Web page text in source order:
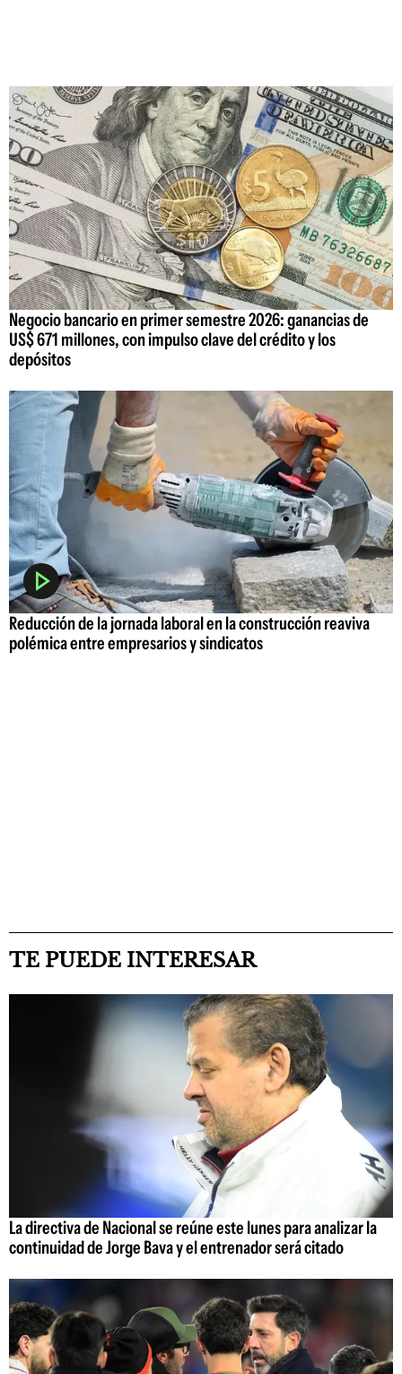
Negocio bancario en primer semestre 2026: ganancias de
US$ 671 millones, con impulso clave del crédito y los
depósitos
Reducción de la jornada laboral en la construcción reaviva
polémica entre empresarios y sindicatos
TE PUEDE INTERESAR
La directiva de Nacional se reúne este lunes para analizar la
continuidad de Jorge Bava y el entrenador será citado